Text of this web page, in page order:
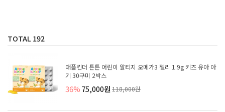
TOTAL 192
애플킨더 튼튼 어린이 알티지 오메가3 젤리 1.9g 키즈 유아 아
기 30구미 2박스
36%75,000원 118,000원